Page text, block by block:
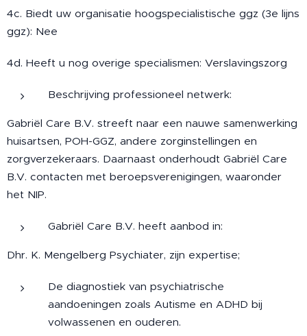
4c. Biedt uw organisatie hoogspecialistische ggz (3e lijns
ggz): Nee
4d. Heeft u nog overige specialismen: Verslavingszorg
Beschrijving professioneel netwerk:
Gabriël Care B.V. streeft naar een nauwe samenwerking
huisartsen, POH-GGZ, andere zorginstellingen en
zorgverzekeraars. Daarnaast onderhoudt Gabriël Care
B.V. contacten met beroepsverenigingen, waaronder
het NIP.
Gabriël Care B.V. heeft aanbod in:
Dhr. K. Mengelberg Psychiater, zijn expertise;
De diagnostiek van psychiatrische
aandoeningen zoals Autisme en ADHD bij
volwassenen en ouderen.